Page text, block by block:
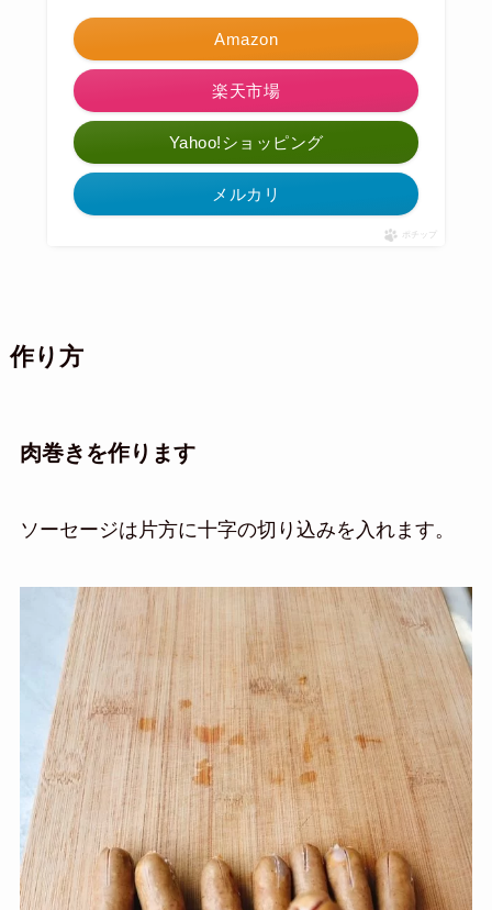
Amazon
楽天市場
Yahoo!ショッピング
メルカリ
ポチップ
作り方
肉巻きを作ります
ソーセージは片方に十字の切り込みを入れます。